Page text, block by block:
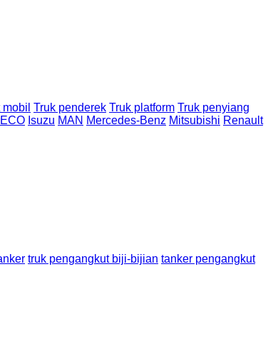
Truk penderek Truk platform Truk penyiang
Isuzu MAN Mercedes-Benz Mitsubishi Renault
truk pengangkut biji-bijian tanker pengangkut